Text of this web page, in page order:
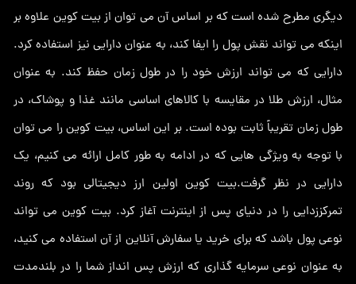
دیگری مطرح شده است که بر اساس آن می توان از بیت کوین علاوه بر
اینکه می تواند نقش پول را ایفا کند، به عنوان دارایی نیز استفاده کرد.
دارایی که می تواند ارزش خود را در طول زمان حفظ کند. به عنوان
مثال، ارزش طلا در مقایسه با کالاهای اساسی مانند غذا و پوشاک، در
طول زمان تقریباً ثابت بوده است. بر این اساس، بیت کوین را می توان
با توجه به ویژگی هایی که در ادامه به طور کامل ارائه می کنیم، یک
دارایی در نظر گرفت.بیت کوین اولین ارز دیجیتالی بود که روند
تمرکززدایی را در دنیای پس از اینترنت آغاز کرد. بیت کوین می تواند
نوعی پول باشد که برای خرید یا سفارش آنلاین از آن استفاده می کنید،
به عنوان نوعی سرمایه گذاری که ارزش پس انداز شما را در بلندمدت